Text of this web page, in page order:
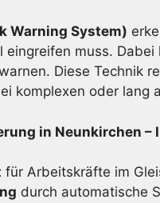
Warning System)
eingreifen muss.
Diese Technik
komplexen oder lang
in Neunkirchen –
für Arbeitskräfte im
durch automatische